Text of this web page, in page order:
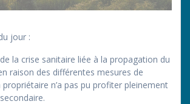
jour :
la crise sanitaire liée à la propagation du
raison des différentes mesures de
n’a pas pu profiter pleinement